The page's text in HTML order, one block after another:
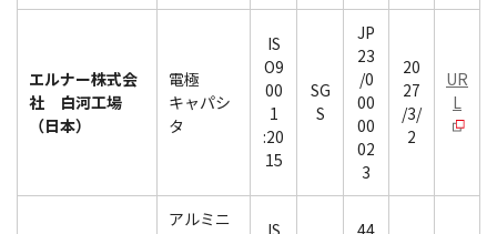
エルナー株式会
社 白河工場
（日本）
電極
キャパシ
タ
IS
O9
00
1
:20
15
SG
S
JP
23
/0
00
00
02
3
20
27
/3/
2
UR
L
アルミニ
IS
44